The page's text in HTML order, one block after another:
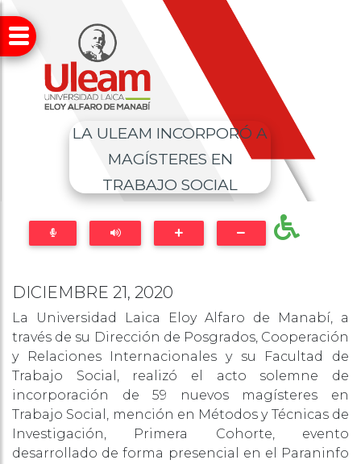
LA ULEAM INCORPORÓ A
MAGÍSTERES EN
TRABAJO SOCIAL
DICIEMBRE 21, 2020
La Universidad Laica Eloy Alfaro de Manabí, a
través de su Dirección de Posgrados, Cooperación
y Relaciones Internacionales y su Facultad de
Trabajo Social, realizó el acto solemne de
incorporación de 59 nuevos magísteres en
Trabajo Social, mención en Métodos y Técnicas de
Investigación, Primera Cohorte, evento
desarrollado de forma presencial en el Paraninfo